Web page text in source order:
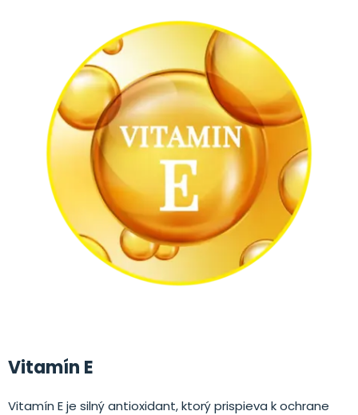
Vitamín E
Vitamín E je silný antioxidant, ktorý prispieva k ochrane